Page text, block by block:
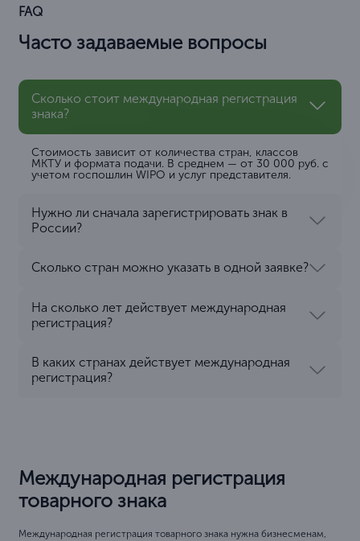
FAQ
Часто задаваемые вопросы
Сколько стоит международная регистрация
знака?
Стоимость зависит от количества стран, классов
МКТУ и формата подачи. В среднем — от 30 000 руб. с
учетом госпошлин WIPO и услуг представителя.
Нужно ли сначала зарегистрировать знак в
России?
Сколько стран можно указать в одной заявке?
На сколько лет действует международная
регистрация?
В каких странах действует международная
регистрация?
Международная регистрация
товарного знака
Международная регистрация товарного знака нужна бизнесменам,